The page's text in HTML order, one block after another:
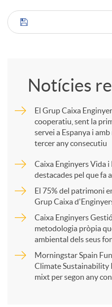
C
a
r
t
Notícies
El Grup Caixa
cooperatiu, sent la
servei a Espanya i
tercer any consecutiu
Caixa Enginyers Vida i
destacades pel que fa
El 75% del patrimoni
Grup Caixa
Caixa Enginyers
metodologia pròpia
ambiental dels seus
Morningstar Spain
Climate Sustainability
mixt per segon any